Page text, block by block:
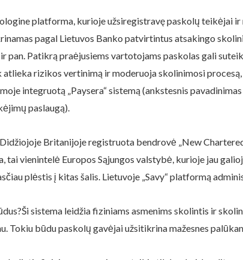
platforma, kurioje užsiregistravę paskolų
pagal Lietuvos Banko patvirtintus atsakingo
pan. Patikrą praėjusiems vartotojams paskolas gali
rizikos vertinimą ir moderuoja skolinimosi
integruotą „Paysera“ sistemą (ankstesnis
paslaugą).
Britanijoje registruota bendrovė „New
tai vienintelė Europos Sąjungos valstybė, kurioje jau
plėstis į kitas šalis. Lietuvoje „Savy“ platformą
sistema leidžia fiziniams asmenims skolintis ir
būdu paskolų gavėjai užsitikrina mažesnes